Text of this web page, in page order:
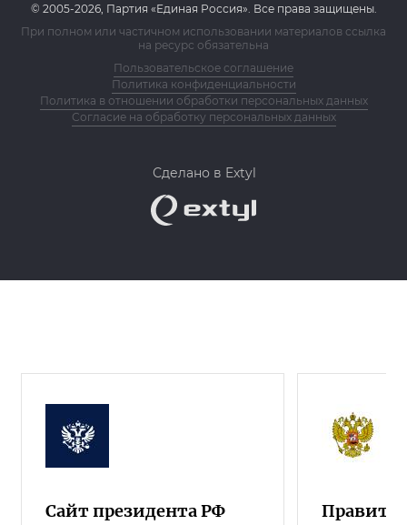
© 2005-2026, Партия «Единая Россия». Все права защищены.
При полном или частичном использовании материалов ссылка
на ресурс обязательна
Пользовательское соглашение
Политика конфиденциальности
Политика в отношении обработки персональных данных
Согласие на обработку персональных данных
Сделано в Extyl
Сайт президента РФ